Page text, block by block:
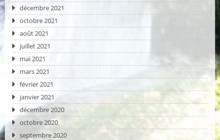
décembre 2021
octobre 2021
août 2021
juillet 2021
mai 2021
mars 2021
février 2021
janvier 2021
décembre 2020
octobre 2020
septembre 2020